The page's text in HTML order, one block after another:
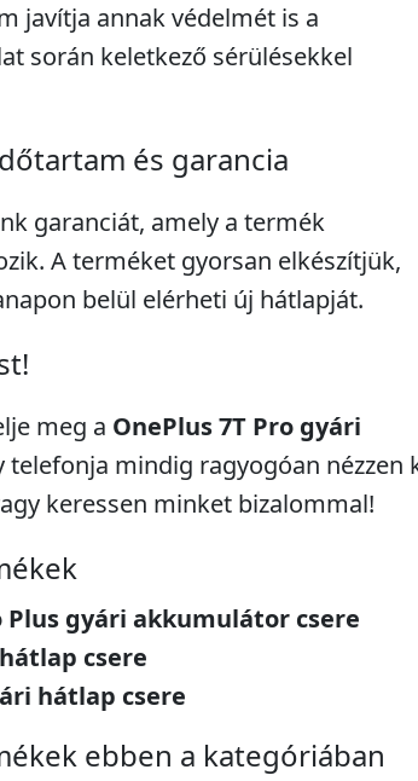
javítja annak védelmét is a
során keletkező sérülésekkel
és garancia
garanciát, amely a termék
A terméket gyorsan elkészítjük,
belül elérheti új hátlapját.
meg a OnePlus 7T Pro gyári
telefonja mindig ragyogóan nézzen
keressen minket bizalommal!
Plus gyári akkumulátor csere
csere
hátlap csere
ebben a kategóriában